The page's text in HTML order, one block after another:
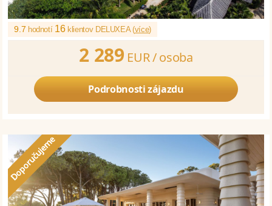
9.7 hodnotí 16klientov DELUXEA (více)
2 289 EUR /osoba
Podrobnosti zájazdu